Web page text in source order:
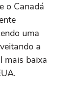
o Canadá
uma
a
mais baixa